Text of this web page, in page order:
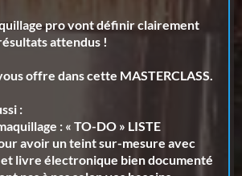
pro vont définirclairement
attendus !
offre dans cette MASTERCLASS.
:
: « TO-DO » LISTE
avoir un teint sur-mesure avec
et livre électronique bien documenté